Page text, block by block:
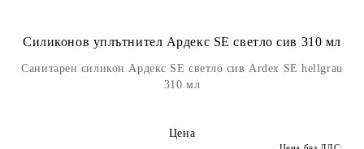
Силиконов уплътнител Ардекс SE светло сив 310 мл
Санитарен силикон Ардекс SE светло сив Ardex SE hellgrau
310 мл
Цена